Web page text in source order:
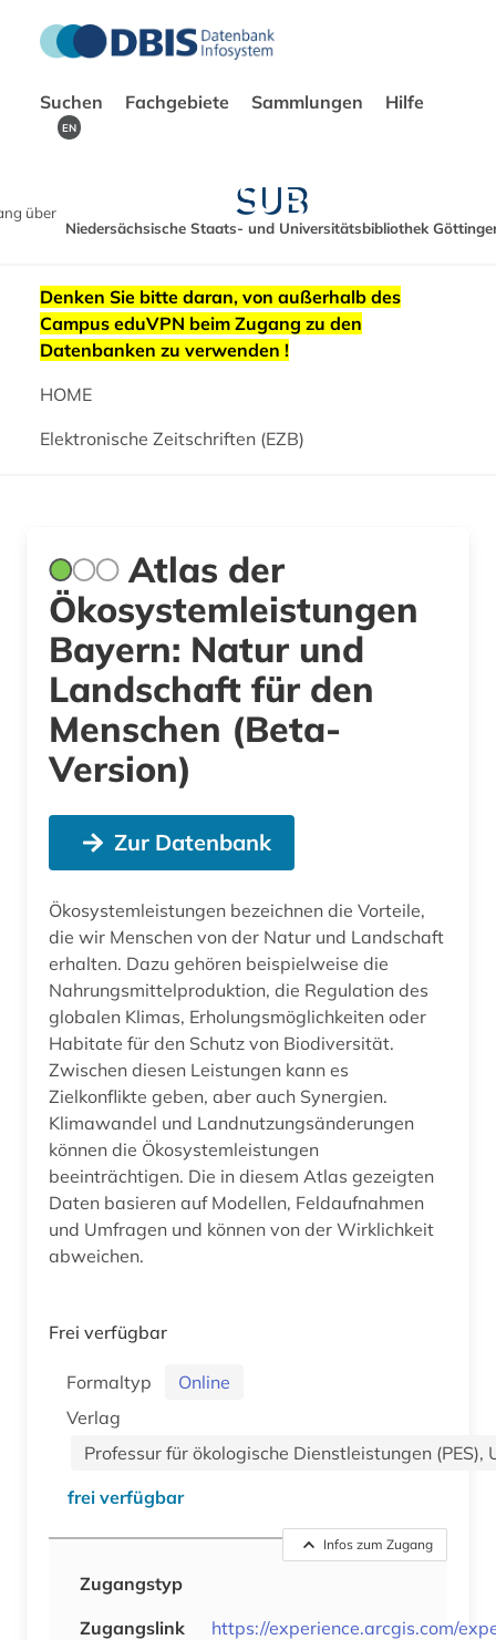
Suchen Fachgebiete Sammlungen Hilfe
EN
über
Niedersächsische Staats- und Universitätsbibliothek
Denken Sie bitte daran, von außerhalb des
Campus eduVPN beim Zugang zu den
Datenbanken zu verwenden !
HOME
Elektronische Zeitschriften (EZB)
Atlas der
Ökosystemleistungen
Bayern: Natur und
Landschaft für den
Menschen (Beta-
Version)
Zur Datenbank
Ökosystemleistungen bezeichnen die Vorteile,
die wir Menschen von der Natur und Landschaft
erhalten. Dazu gehören beispielweise die
Nahrungsmittelproduktion, die Regulation des
globalen Klimas, Erholungsmöglichkeiten oder
Habitate für den Schutz von Biodiversität.
Zwischen diesen Leistungen kann es
Zielkonflikte geben, aber auch Synergien.
Klimawandel und Landnutzungsänderungen
können die Ökosystemleistungen
beeinträchtigen. Die in diesem Atlas gezeigten
Daten basieren auf Modellen, Feldaufnahmen
und Umfragen und können von der Wirklichkeit
abweichen.
Frei verfügbar
Formaltyp
Online
Verlag
Professur für ökologische Dienstleistungen
frei verfügbar
Infos zum Zugang
Zugangstyp
Zugangslink
https://experience.arcgis.com/